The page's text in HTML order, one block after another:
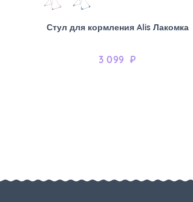
Стул для кормления Alis Лакомка
3 099 ₽